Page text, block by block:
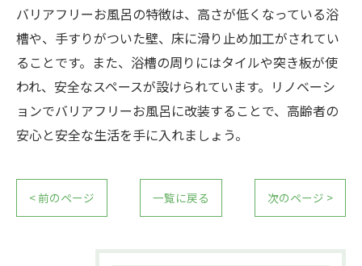
バリアフリーお風呂の特徴は、高さが低くなっている浴
槽や、手すりがついた壁、床に滑り止め加工がされてい
ることです。また、浴槽の周りにはタイルや突き板が使
われ、安全なスペースが設けられています。リノベーシ
ョンでバリアフリーお風呂に改装することで、高齢者の
安心と安全な生活を手に入れましょう。
< 前のページ 一覧に戻る 次のページ >